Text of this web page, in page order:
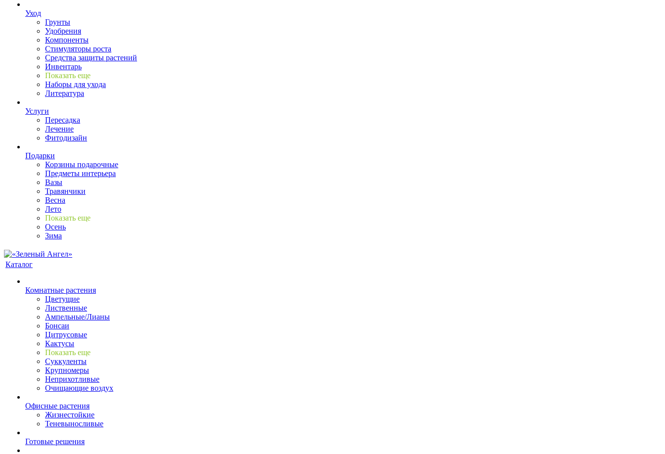
Уход
Грунты
Удобрения
Компоненты
Стимуляторы роста
Средства защиты растений
Инвентарь
Показать еще
Наборы для ухода
Литература
Услуги
Пересадка
Лечение
Фитодизайн
Подарки
Корзины подарочные
Предметы интерьера
Вазы
Травянчики
Весна
Лето
Показать еще
Осень
Зима
Каталог
Комнатные растения
Цветущие
Лиственные
Ампельные/Лианы
Бонсаи
Цитрусовые
Кактусы
Показать еще
Суккуленты
Крупномеры
Неприхотливые
Очищающие воздух
Офисные растения
Жизнестойкие
Теневыносливые
Готовые решения